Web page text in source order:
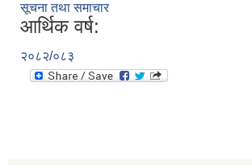
सूचना तथा समाचार
आर्थिक वर्ष:
२०८२/०८३